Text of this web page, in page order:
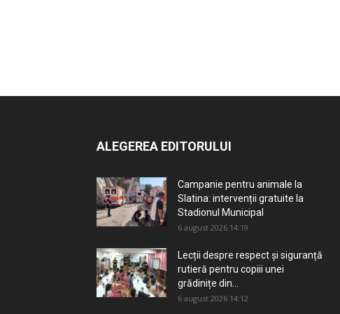
ALEGEREA EDITORULUI
Campanie pentru animale la
Slatina: intervenții gratuite la
Stadionul Municipal
6 august 2026 14:19
Lecții despre respect și siguranță
rutieră pentru copiii unei
grădinițe din...
6 august 2026 14:12